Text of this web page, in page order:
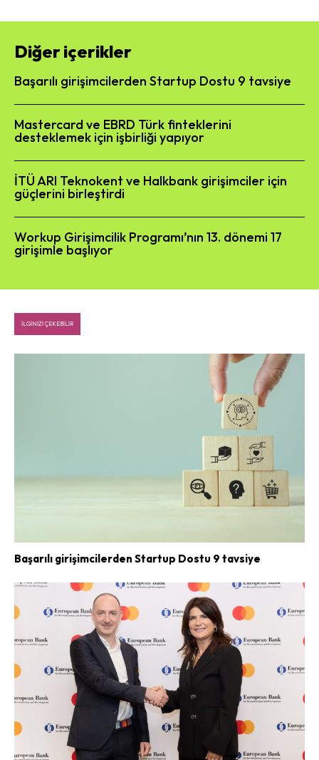
Diğer içerikler
Başarılı girişimcilerden Startup Dostu 9 tavsiye
Mastercard ve EBRD Türk finteklerini
desteklemek için işbirliği yapıyor
İTÜ ARI Teknokent ve Halkbank girişimciler için
güçlerini birleştirdi
Workup Girişimcilik Programı’nın 13. dönemi 17
girişimle başlıyor
İLGINIZI ÇEKEBILIR
Başarılı girişimcilerden Startup Dostu 9 tavsiye